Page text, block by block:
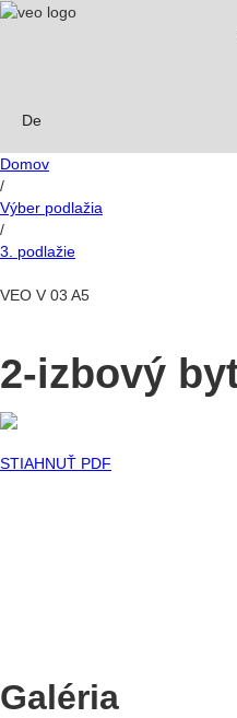
De
Domov
/
Výber podlažia
/
3. podlažie
VEO V 03 A5
2-izbový
STIAHNUŤ PDF
Galéria